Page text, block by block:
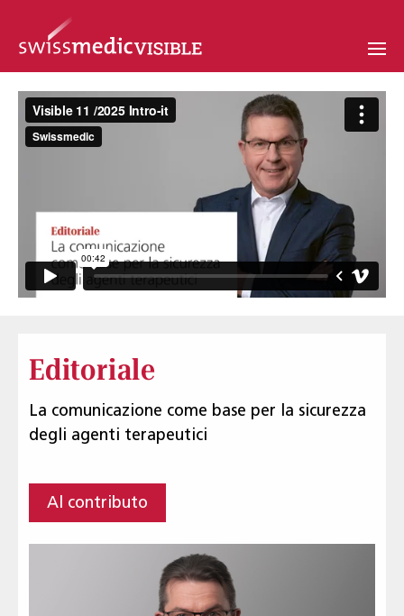
Editoriale
La comunicazione come base per la sicurezza
degli agenti terapeutici
Al contributo